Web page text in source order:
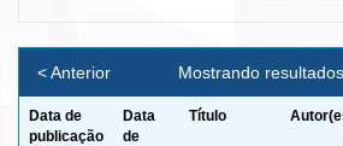
Mostrando
< Anterior
Data de
publicação
Data
de
Título